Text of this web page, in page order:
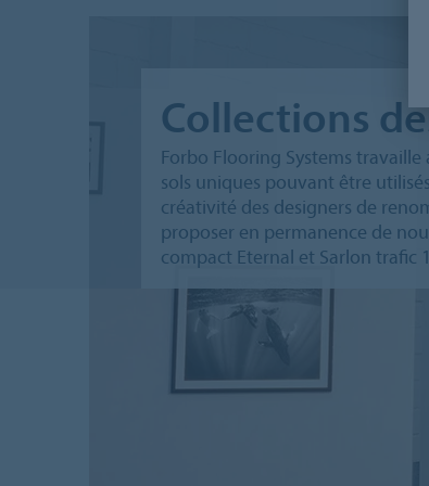
Collections
Forbo Flooring Systems
sols uniques pouvant être
créativité des designers de
proposer en permanence de
compact Eternal et Sarlon trafic